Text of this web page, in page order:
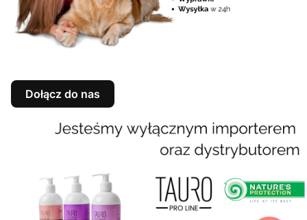
Dołącz do nas